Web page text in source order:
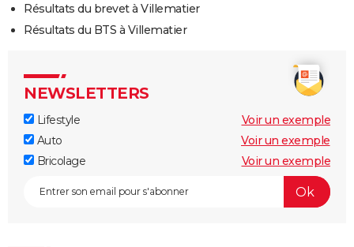
Résultats du brevet à Villematier
Résultats du BTS à Villematier
NEWSLETTERS
Lifestyle
Voir un exemple
Auto
Voir un exemple
Bricolage
Voir un exemple